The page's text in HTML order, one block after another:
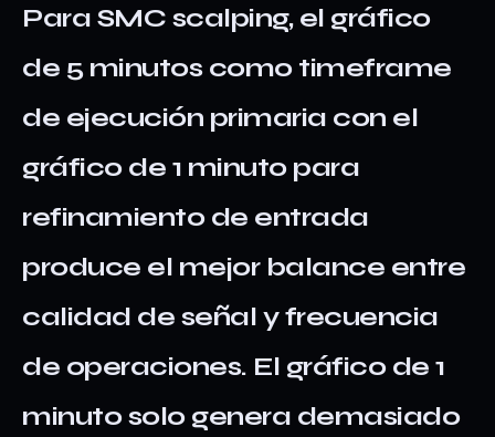
Para SMC scalping, el gráfico
de 5 minutos como timeframe
de ejecución primaria con el
gráfico de 1 minuto para
refinamiento de entrada
produce el mejor balance entre
calidad de señal y frecuencia
de operaciones. El gráfico de 1
minuto solo genera demasiado